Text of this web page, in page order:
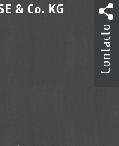
& Co. KG
Contacto